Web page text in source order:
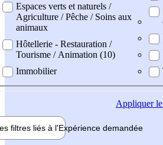
Espaces verts et naturels /
Agriculture / Pêche / Soins aux
animaux
Hôtellerie - Restauration /
Tourisme / Animation (10)
Immobilier
Appliquerle
filtres liés à l'Expérience demandée